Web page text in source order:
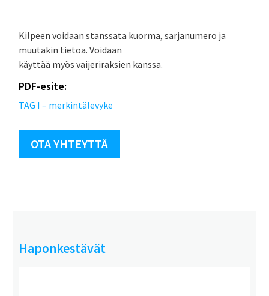
Kilpeen voidaan stanssata kuorma, sarjanumero ja
muutakin tietoa. Voidaan
käyttää myös vaijeriraksien kanssa.
PDF-esite:
TAG I – merkintälevyke
OTA YHTEYTTÄ
Haponkestävät